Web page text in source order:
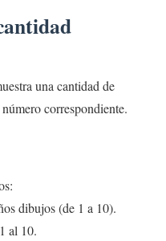
una cantidad de
correspondiente.
dibujos (de 1 a 10).
al 10.